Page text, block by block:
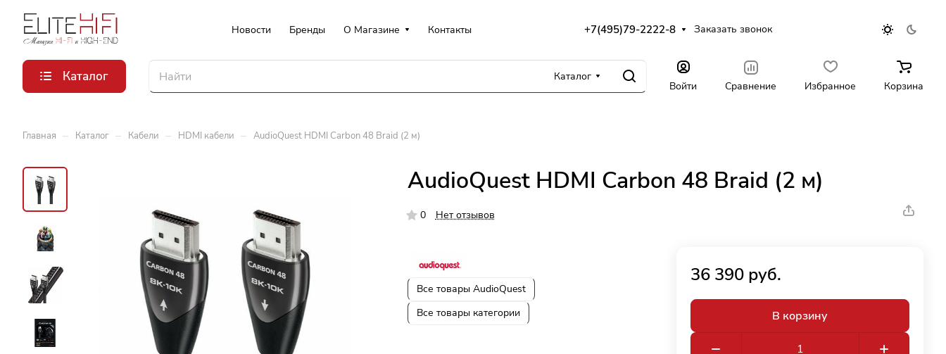
Новости Бренды О Магазине Контакты +7(495)79-2222-8 Заказать звонок
Каталог Каталог
Войти Сравнение Избранное Корзина
Главная – Каталог – Кабели – HDMI кабели – AudioQuest HDMI Carbon 48 Braid (2 м)
AudioQuest HDMI Carbon 48 Braid (2 м)
0 Нет отзывов
Все товары AudioQuest
Все товары категории
36 390 руб.
В корзину